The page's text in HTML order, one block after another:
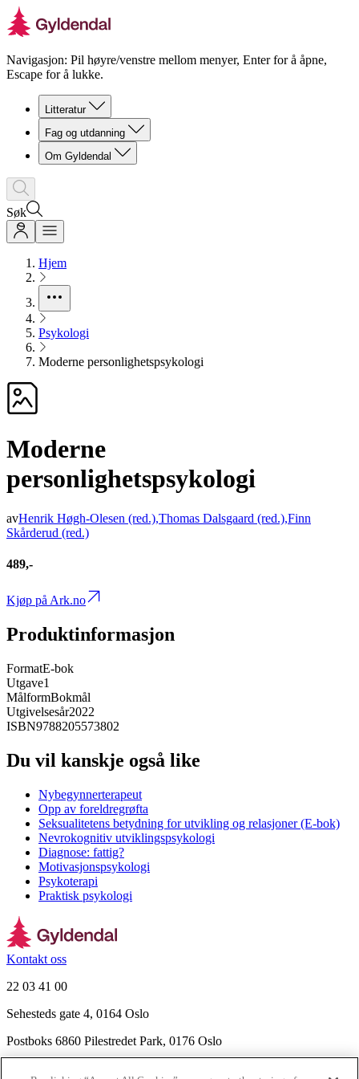
Navigasjon: Pil høyre/venstre mellom menyer, Enter for å åpne,
Escape for å lukke.
Litteratur
Fag og utdanning
Om Gyldendal
Søk
Hjem
Psykologi
Moderne personlighetspsykologi
Moderne
personlighetspsykologi
avHenrik Høgh-Olesen (red.),Thomas Dalsgaard (red.),Finn
Skårderud (red.)
489,-
Kjøp på Ark.no
Produktinformasjon
FormatE-bok
Utgave1
MålformBokmål
Utgivelsesår2022
ISBN9788205573802
Du vil kanskje også like
Nybegynnerterapeut
Opp av foreldregrøfta
Seksualitetens betydning for utvikling og relasjoner (E-bok)
Nevrokognitiv utviklingspsykologi
Diagnose: fattig?
Motivasjonspsykologi
Psykoterapi
Praktisk psykologi
Kontakt oss
22 03 41 00
Sehesteds gate 4, 0164 Oslo
Postboks 6860 Pilestredet Park, 0176 Oslo